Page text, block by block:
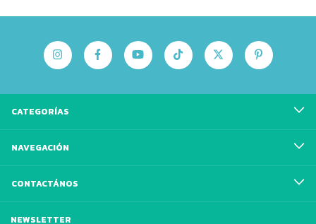
CATEGORÍAS
NAVEGACIÓN
CONTACTÁNOS
NEWSLETTER